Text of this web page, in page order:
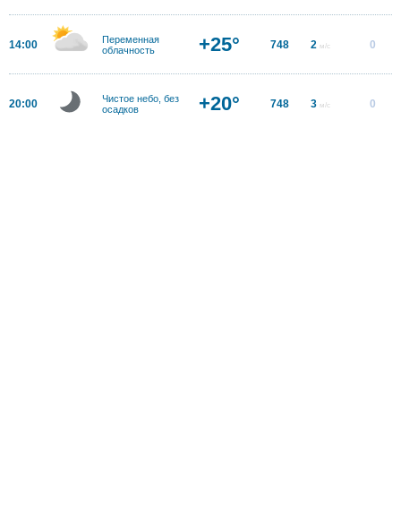
14:00
Переменная
облачность
+25° 748 2 м/с 0
20:00
Чистое небо, без
осадков
+20° 748 3 м/с 0